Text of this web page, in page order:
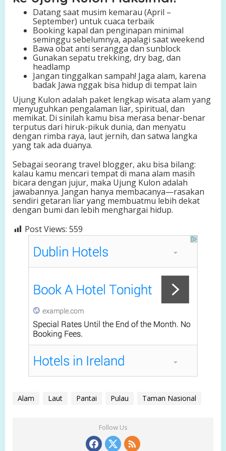
Datang saat musim kemarau (April –
September) untuk cuaca terbaik
Booking kapal dan penginapan minimal
seminggu sebelumnya, apalagi saat weekend
Bawa obat anti serangga dan sunblock
Gunakan sepatu trekking, dry bag, dan
headlamp
Jangan tinggalkan sampah! Jaga alam, karena
badak Jawa nggak bisa hidup di tempat lain
Ujung Kulon adalah paket lengkap wisata alam yang
menyuguhkan pengalaman liar, spiritual, dan
memikat. Di sinilah kamu bisa merasa benar-benar
terputus dari hiruk-pikuk dunia, dan menyatu
dengan rimba raya, laut jernih, dan satwa langka
yang tak ada duanya.
Sebagai seorang travel blogger, aku bisa bilang:
kalau kamu mencari tempat di mana alam masih
bicara dengan jujur, maka Ujung Kulon adalah
jawabannya. Jangan hanya membacanya—rasakan
sendiri getaran liar yang membuatmu lebih dekat
dengan bumi dan lebih menghargai hidup.
Post Views: 559
Alam Laut Pantai Pulau Taman Nasional
Follow Us